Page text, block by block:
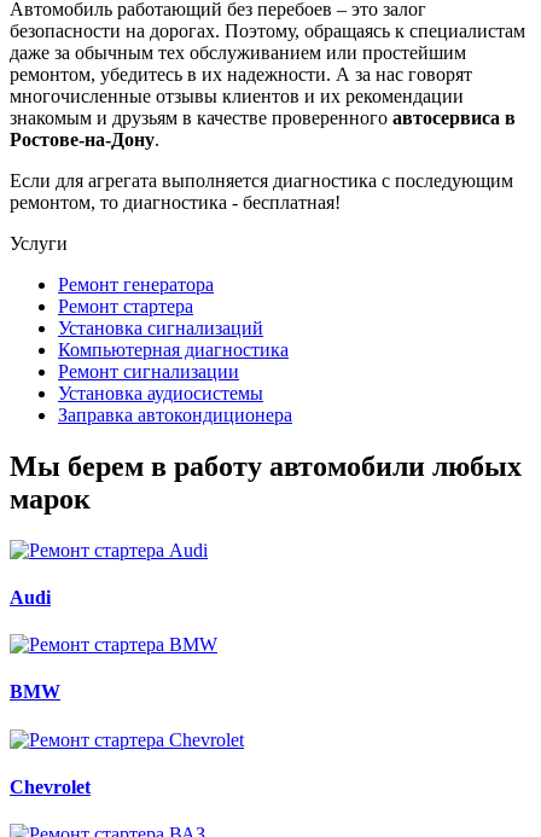
Автомобиль работающий без перебоев – это залог
безопасности на дорогах. Поэтому, обращаясь к специалистам
даже за обычным тех обслуживанием или простейшим
ремонтом, убедитесь в их надежности. А за нас говорят
многочисленные отзывы клиентов и их рекомендации
знакомым и друзьям в качестве проверенного автосервиса в
Ростове-на-Дону.
Если для агрегата выполняется диагностика с последующим
ремонтом, то диагностика - бесплатная!
Услуги
Ремонт генератора
Ремонт стартера
Установка сигнализаций
Компьютерная диагностика
Ремонт сигнализации
Установка аудиосистемы
Заправка автокондиционера
Мы берем в работу автомобили любых
марок
Audi
BMW
Chevrolet